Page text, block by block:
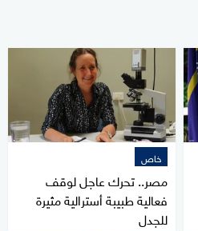
خاص
مصر.. تحرك عاجل لوقف
فعالية طبيبة أسترالية مثيرة
للجدل